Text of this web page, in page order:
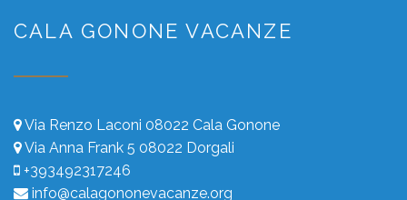
CALA GONONE VACANZE
Via Renzo Laconi 08022 Cala Gonone
Via Anna Frank 5 08022 Dorgali
+393492317246
info@calagononevacanze.org